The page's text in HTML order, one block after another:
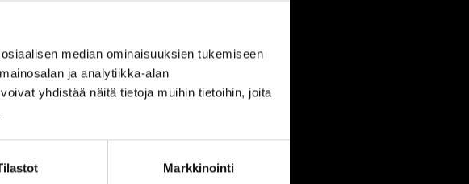
median ominaisuuksien tukemiseen
ja analytiikka-alan
yhdistää näitä tietoja muihin tietoihin, joita
Markkinointi